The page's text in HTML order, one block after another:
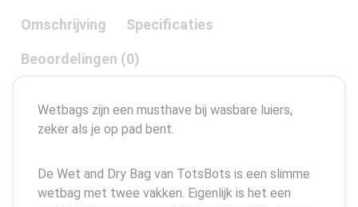
Omschrijving Specificaties
Beoordelingen (0)
Wetbags zijn een musthave bij wasbare luiers,
zeker als je op pad bent.
De Wet and Dry Bag van TotsBots is een slimme
wetbag met twee vakken. Eigenlijk is het een